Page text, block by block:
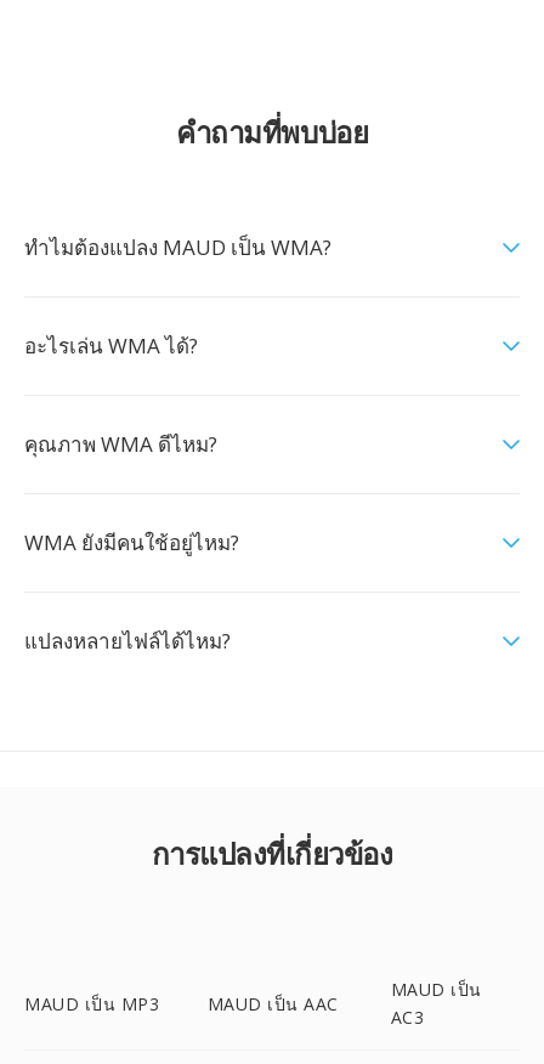
คำถามที่พบบ่อย
ทำไมต้องแปลง MAUD เป็น WMA?
อะไรเล่น WMA ได้?
คุณภาพ WMA ดีไหม?
WMA ยังมีคนใช้อยู่ไหม?
แปลงหลายไฟล์ได้ไหม?
การแปลงที่เกี่ยวข้อง
MAUD เป็น MP3 MAUD เป็น AAC
MAUD เป็น
AC3